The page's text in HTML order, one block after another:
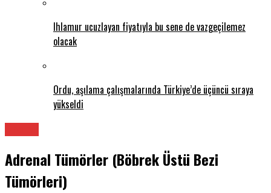
Ihlamur ucuzlayan fiyatıyla bu sene de vazgeçilemez
olacak
Ordu, aşılama çalışmalarında Türkiye’de üçüncü sıraya
yükseldi
Adrenal Tümörler (Böbrek Üstü Bezi
Tümörleri)